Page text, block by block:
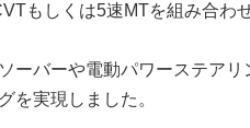
もしくは5速MTを組み合わ
ーバーや電動パワーステア
を実現しました。